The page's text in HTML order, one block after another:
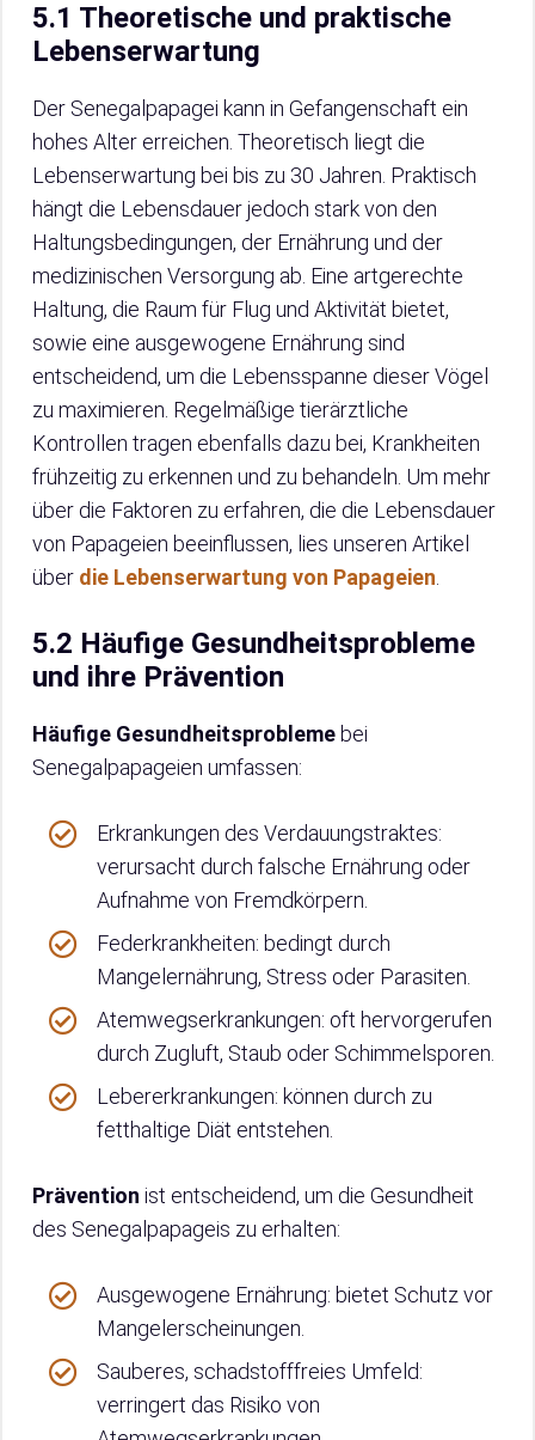
5.1 Theoretische und praktische
Lebenserwartung
Der Senegalpapagei kann in Gefangenschaft ein
hohes Alter erreichen. Theoretisch liegt die
Lebenserwartung bei bis zu 30 Jahren. Praktisch
hängt die Lebensdauer jedoch stark von den
Haltungsbedingungen, der Ernährung und der
medizinischen Versorgung ab. Eine artgerechte
Haltung, die Raum für Flug und Aktivität bietet,
sowie eine ausgewogene Ernährung sind
entscheidend, um die Lebensspanne dieser Vögel
zu maximieren. Regelmäßige tierärztliche
Kontrollen tragen ebenfalls dazu bei, Krankheiten
frühzeitig zu erkennen und zu behandeln. Um mehr
über die Faktoren zu erfahren, die die Lebensdauer
von Papageien beeinflussen, lies unseren Artikel
über die Lebenserwartung von Papageien
5.2 Häufige Gesundheitsprobleme
und ihre Prävention
Häufige Gesundheitsprobleme bei
Senegalpapageien umfassen:
Erkrankungen des Verdauungstraktes:
verursacht durch falsche Ernährung oder
Aufnahme von Fremdkörpern.
Federkrankheiten: bedingt durch
Mangelernährung, Stress oder Parasiten.
Atemwegserkrankungen: oft hervorgerufen
durch Zugluft, Staub oder Schimmelsporen.
Lebererkrankungen: können durch zu
fetthaltige Diät entstehen.
Prävention ist entscheidend, um die Gesundheit
des Senegalpapageis zu erhalten:
Ausgewogene Ernährung: bietet Schutz vor
Mangelerscheinungen.
Sauberes, schadstofffreies Umfeld:
verringert das Risiko von